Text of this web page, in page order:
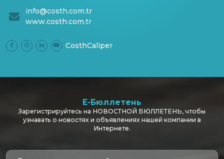
info@costh.com.tr
www.costh.com.tr
CosthCaliper
E-Бюллетень
Зарегистрируйтесь на НОВОСТНОЙ БЮЛЛЕТЕНЬ, чтобы
узнавать о новостях и объявлениях нашей компании в
Интернете.